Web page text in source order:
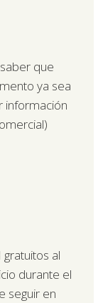
que
ya sea
información
al
durante el
seguir en